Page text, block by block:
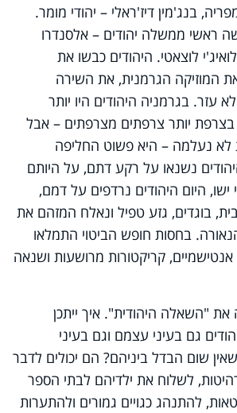
בנג'מין דיז'ראלי – יהודי מומר.
ראשי ממשלה יהודים – אלסנדרו
לוצאטי. היהודים כבשו את
המוזיקה הגרמנית, את השירה
עזר. בגרמניה היהודים היו יותר
יותר צרפתים מצרפתים – אבל
לא נעלמה – היא פשוט החליפה
נשנאו על רקע דתם, על היותם
ישו, היום היהודים נרדפים על דמם,
בוגדים, גזע טפיל ונאלח המזהם את
בחסות חופש הביטוי התמלאו
קריקטורות מרושעות ושנאה
"השאלה היהודית". איך ייתכן
גם בעיני עצמם וגם בעיני
שום הבדל ביניהם? הם יכולים לדבר
לשלוח את ילדיהם לבתי הספר
להתנהג כגויים גמורים ולהתערות